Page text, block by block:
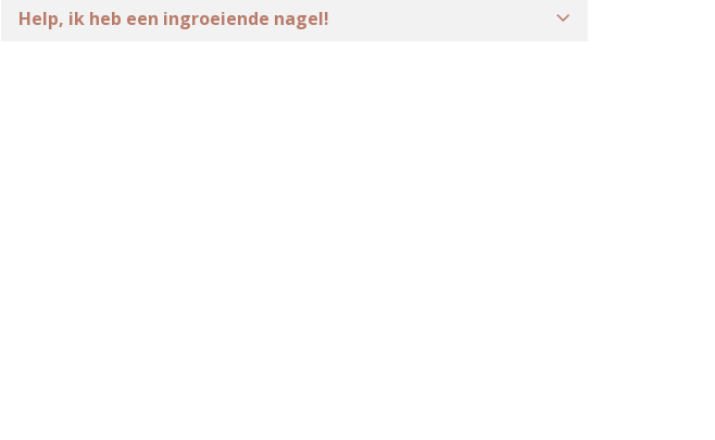
Help, ik heb een ingroeiende nagel!